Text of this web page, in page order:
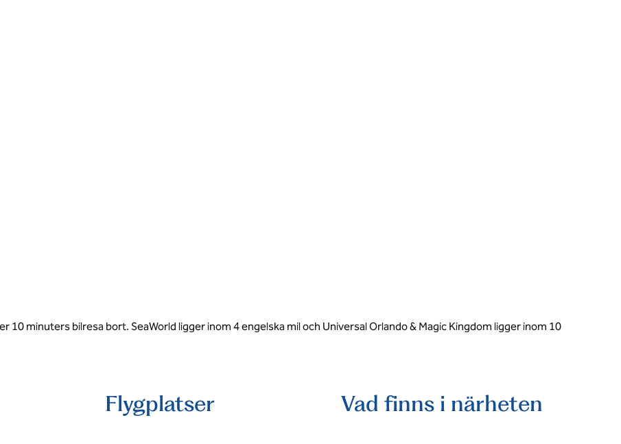
10 minuters bilresa bort. SeaWorld ligger inom 4 engelska mil och Universal Orlando & Magic Kingdom ligger inom 10
Flygplatser Vad finns i närheten